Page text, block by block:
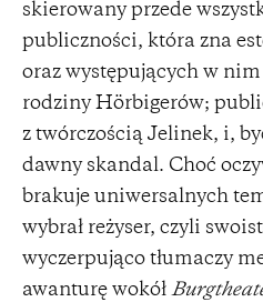
skierowany przede
publiczności, która zna
oraz występujących w
rodziny Hörbigerów;
z twórczością Jelinek, i,
dawny skandal. Choć
brakuje uniwersalnych
wybrał reżyser, czyli
wyczerpująco tłumaczy
awanturę wokół